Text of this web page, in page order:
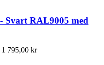
Svart RAL9005 med
1 795,00 kr